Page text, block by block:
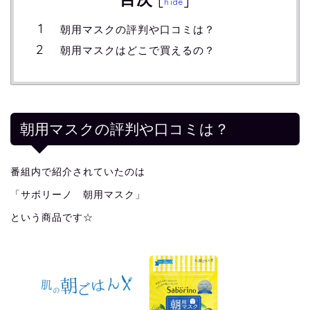
朝用マスクの評判や口コミは？
朝用マスクはどこで買えるの？
朝用マスクの評判や口コミは？
番組内で紹介されていたのは
「サボリーノ 朝用マスク」
という商品です☆